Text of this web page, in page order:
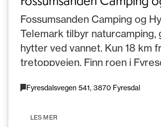
hytteutleie
Fossumsanden Camping og
Telemark tilbyr naturcamping,
hytter ved vannet. Kun 18 km
tretoppveien. Finn roen i
Fyresdalsvegen 541, 3870 Fyresdal
LES MER